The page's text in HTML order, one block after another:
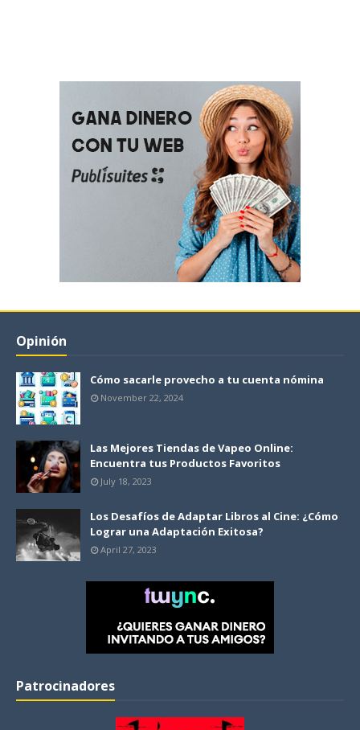
Opinión
Cómo sacarle provecho a tu cuenta nómina
November 22, 2024
Las Mejores Tiendas de Vapeo Online:
Encuentra tus Productos Favoritos
July 18, 2023
Los Desafíos de Adaptar Libros al Cine: ¿Cómo
Lograr una Adaptación Exitosa?
April 27, 2023
Patrocinadores